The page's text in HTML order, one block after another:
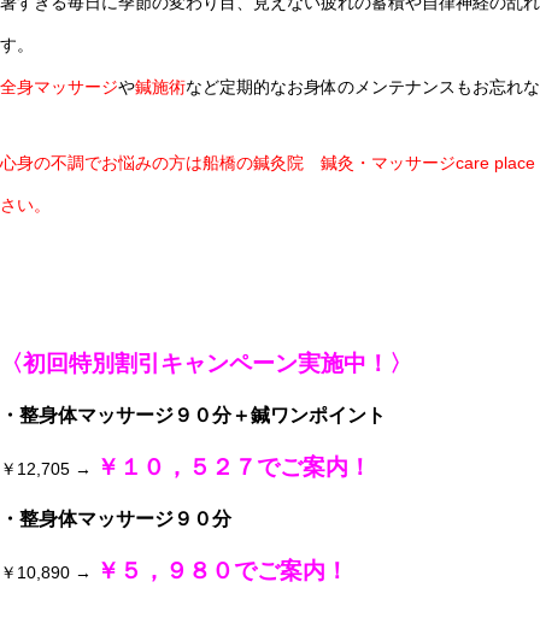
す。
全身マッサージや鍼施術など定期的なお身体のメンテナンスもお忘れ
心身の不調でお悩みの方は船橋の鍼灸院 鍼灸・マッサージcare place
さい。
〈初回特別割引キャンペーン実施中！〉
・整身体マッサージ９０分＋鍼ワンポイント
￥12,705 → ￥１０，５２７でご案内！
・整身体マッサージ９０分
￥10,890 → ￥５，９８０でご案内！